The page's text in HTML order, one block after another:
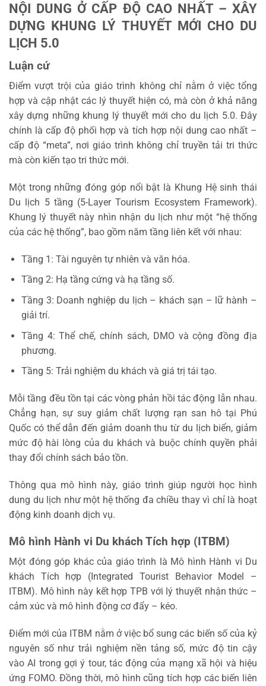
NỘI DUNG Ở CẤP ĐỘ CAO NHẤT – XÂY
DỰNG KHUNG LÝ THUYẾT MỚI CHO DU
LỊCH 5.0
Luận cứ
Điểm vượt trội của giáo trình không chỉ nằm ở việc tổng
hợp và cập nhật các lý thuyết hiện có, mà còn ở khả năng
xây dựng những khung lý thuyết mới cho du lịch 5.0. Đây
chính là cấp độ phối hợp và tích hợp nội dung cao nhất –
cấp độ “meta”, nơi giáo trình không chỉ truyền tải tri thức
mà còn kiến tạo tri thức mới.
Một trong những đóng góp nổi bật là Khung Hệ sinh thái
Du lịch 5 tầng (5-Layer Tourism Ecosystem Framework).
Khung lý thuyết này nhìn nhận du lịch như một “hệ thống
của các hệ thống”, bao gồm năm tầng liên kết với nhau:
Tầng 1: Tài nguyên tự nhiên và văn hóa.
Tầng 2: Hạ tầng cứng và hạ tầng số.
Tầng 3: Doanh nghiệp du lịch – khách sạn – lữ hành –
giải trí.
Tầng 4: Thể chế, chính sách, DMO và cộng đồng địa
phương.
Tầng 5: Trải nghiệm du khách và giá trị tái tạo.
Mỗi tầng đều tồn tại các vòng phản hồi tác động lẫn nhau.
Chẳng hạn, sự suy giảm chất lượng rạn san hô tại Phú
Quốc có thể dẫn đến giảm doanh thu từ du lịch biển, giảm
mức độ hài lòng của du khách và buộc chính quyền phải
thay đổi chính sách bảo tồn.
Thông qua mô hình này, giáo trình giúp người học hình
dung du lịch như một hệ thống đa chiều thay vì chỉ là hoạt
động kinh doanh dịch vụ.
Mô hình Hành vi Du khách Tích hợp (ITBM)
Một đóng góp khác của giáo trình là Mô hình Hành vi Du
khách Tích hợp (Integrated Tourist Behavior Model –
ITBM). Mô hình này kết hợp TPB với lý thuyết nhận thức –
cảm xúc và mô hình động cơ đẩy – kéo.
Điểm mới của ITBM nằm ở việc bổ sung các biến số của kỷ
nguyên số như trải nghiệm nền tảng số, mức độ tin cậy
vào AI trong gợi ý tour, tác động của mạng xã hội và hiệu
ứng FOMO. Đồng thời, mô hình cũng tích hợp các biến liên